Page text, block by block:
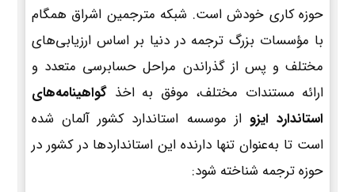
حوزه کاری خودش است. شبکه مترجمین اشراق همگام
با مؤسسات بزرگ ترجمه در دنیا بر اساس ارزیابی‌های
مختلف و پس از گذراندن مراحل حسابرسی متعدد و
ارائه مستندات مختلف، موفق به اخذ گواهینامه‌های
استاندارد ایزو از موسسه استاندارد کشور آلمان شده
است تا به‌عنوان تنها دارنده این استانداردها در کشور در
حوزه ترجمه شناخته شود: